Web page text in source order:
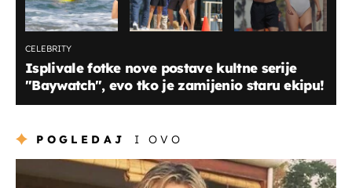
CELEBRITY
Isplivale fotke nove postave kultne serije
"Baywatch", evo tko je zamijenio staru ekipu!
POGLEDAJ I OVO